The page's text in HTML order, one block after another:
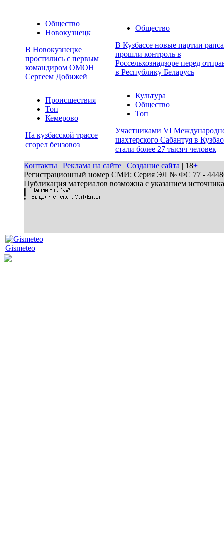
Общество
Новокузнецк
В Новокузнецке
простились с первым
командиром ОМОН
Сергеем Добижей
Общество
В Кузбассе новые партии рапса
прошли контроль в
Россельхознадзоре перед
в Республику Беларусь
Происшествия
Топ
Кемерово
На кузбасской трассе
сгорел бензовоз
Культура
Общество
Топ
Участниками VI
шахтерского Сабантуя в
стали более 27 тысяч человек
Контакты | Реклама на сайте | Создание сайта | 18+
Регистрационный номер СМИ: Серия ЭЛ № ФС 77 - 44486
Публикация материалов возможна с указанием
Gismeteo